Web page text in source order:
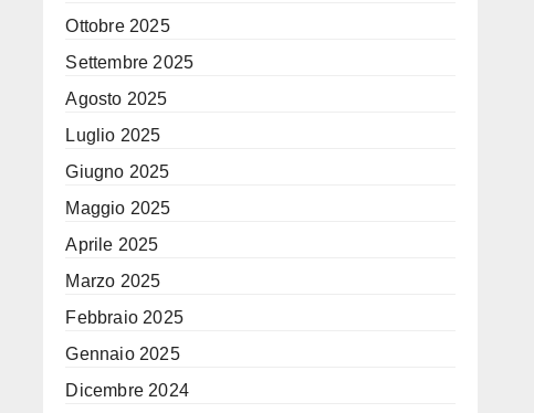
Ottobre 2025
Settembre 2025
Agosto 2025
Luglio 2025
Giugno 2025
Maggio 2025
Aprile 2025
Marzo 2025
Febbraio 2025
Gennaio 2025
Dicembre 2024